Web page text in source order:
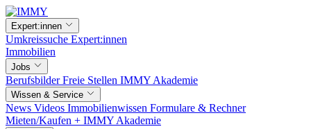
Expert:innen
Umkreissuche Expert:innen
Immobilien
Jobs
BerufsbilderFreie Stellen IMMY Akademie
Wissen & Service
News Videos Immobilienwissen Formulare & Rechner
Mieten/Kaufen + IMMY Akademie